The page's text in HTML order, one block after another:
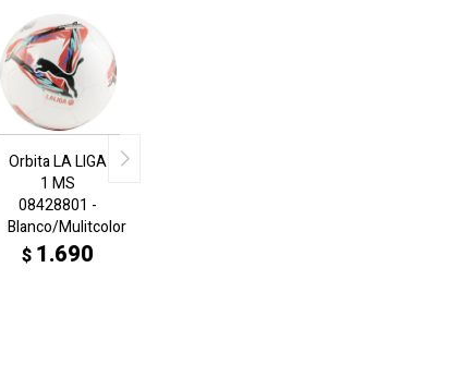
Orbita LA LIGA
1 MS
08428801 -
Blanco/Mulitcolor
$ 1.690